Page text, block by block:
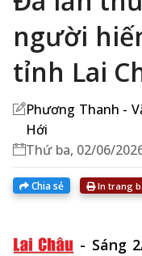
người
tỉnh Lai
Phương Thanh -
Hới
Thứ ba, 02/06/
Chia sẻ In trang
- Sáng